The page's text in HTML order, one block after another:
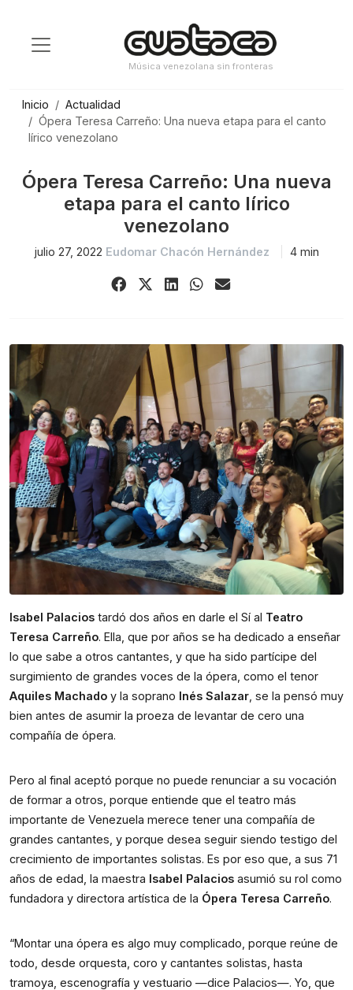
contenido
Música venezolana sin fronteras
Inicio
Actualidad
Ópera Teresa Carreño: Una nueva etapa para el canto
lírico venezolano
Ópera Teresa Carreño: Una nueva
etapa para el canto lírico
venezolano
julio 27, 2022 Eudomar Chacón Hernández 4 min
Share Share
(Twitter)
ShareShareShare
Isabel Palacios tardó dos años en darle el Sí al Teatro
Teresa Carreño. Ella, que por años se ha dedicado a enseñar
lo que sabe a otros cantantes, y que ha sido partícipe del
surgimiento de grandes voces de la ópera, como el tenor
Aquiles Machado y la soprano Inés Salazar , se la pensó muy
bien antes de asumir la proeza de levantar de cero una
compañía de ópera.
Pero al final aceptó porque no puede renunciar a su vocación
de formar a otros, porque entiende que el teatro más
importante de Venezuela merece tener una compañía de
grandes cantantes, y porque desea seguir siendo testigo del
crecimiento de importantes solistas. Es por eso que, a sus 71
años de edad, la maestra Isabel Palacios asumió su rol como
fundadora y directora artística de la Ópera Teresa Carreño.
“Montar una ópera es algo muy complicado, porque reúne de
todo, desde orquesta, coro y cantantes solistas, hasta
tramoya, escenografía y vestuario —dice Palacios—. Yo, que